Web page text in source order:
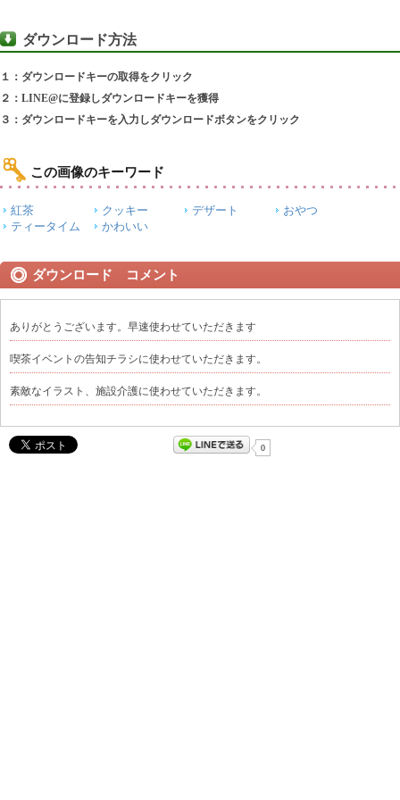
ダウンロード方法
１：ダウンロードキーの取得をクリック
２：LINE@に登録しダウンロードキーを獲得
３：ダウンロードキーを入力しダウンロードボタンをクリック
この画像のキーワード
紅茶 クッキー デザート
おやつ
ティータイム
かわいい
ダウンロード コメント
ありがとうございます。早速使わせていただきます
喫茶イベントの告知チラシに使わせていただきます。
素敵なイラスト、施設介護に使わせていただきます。
0